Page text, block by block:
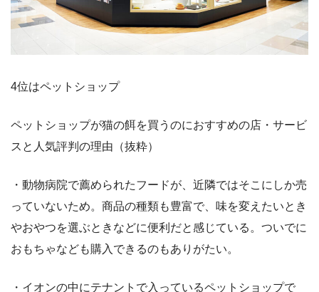
4位はペットショップ
ペットショップが猫の餌を買うのにおすすめの店・サービ
スと人気評判の理由（抜粋）
・動物病院で薦められたフードが、近隣ではそこにしか売
っていないため。商品の種類も豊富で、味を変えたいとき
やおやつを選ぶときなどに便利だと感じている。ついでに
おもちゃなども購入できるのもありがたい。
・イオンの中にテナントで入っているペットショップで